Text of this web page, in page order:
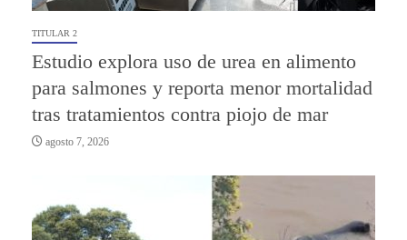
TITULAR 2
Estudio explora uso de urea en alimento
para salmones y reporta menor mortalidad
tras tratamientos contra piojo de mar
agosto 7, 2026